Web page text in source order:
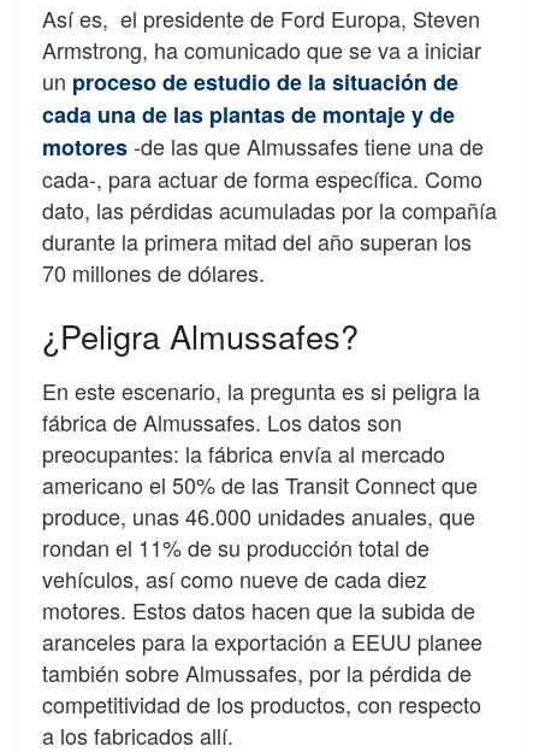
Así es, el presidente de Ford Europa, Steven
Armstrong, ha comunicado que se va a iniciar
un proceso de estudio de la situación de
cada una de las plantas de montaje y de
motores-de las que Almussafes tiene una de
cada-, para actuar de forma específica. Como
dato, las pérdidas acumuladas por la compañía
durante la primera mitad del año superan los
70 millones de dólares.
¿Peligra Almussafes?
En este escenario, la pregunta es si peligra la
fábrica de Almussafes. Los datos son
preocupantes: la fábrica envía al mercado
americano el 50% de las Transit Connect que
produce, unas 46.000 unidades anuales, que
rondan el 11% de su producción total de
vehículos, así como nueve de cada diez
motores. Estos datos hacen que la subida de
aranceles para la exportación a EEUU planee
también sobre Almussafes, por la pérdida de
competitividad de los productos, con respecto
a los fabricados allí.